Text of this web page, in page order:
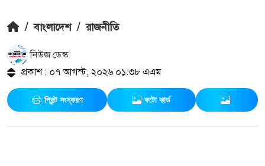
/ বাংলাদেশ / রাজনীতি
নিউজ ডেস্ক
প্রকাশ : ০৭ আগস্ট, ২০২৬ ০১:৩৮ এএম
প্রিন্ট সংস্করণ ফটো কার্ড